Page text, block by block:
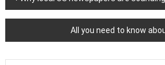
pos
All you need to know